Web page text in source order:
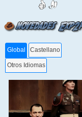
Global Castellano
Otros Idiomas